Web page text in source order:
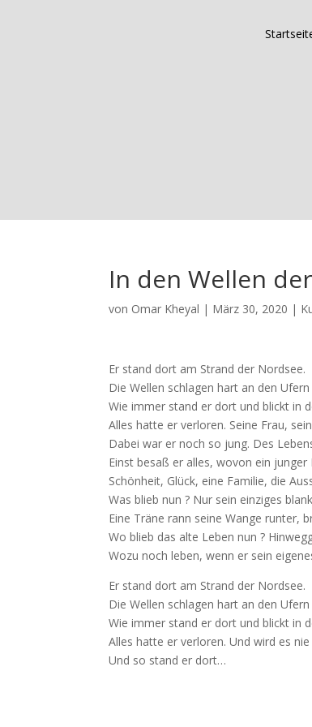
In den Wellen
von Omar Kheyal | März 30, 2020 |
Er stand dort am Strand der Nordsee.
Die Wellen schlagen hart an den
Wie immer stand er dort und blickt in
Alles hatte er verloren. Seine Frau,
Dabei war er noch so jung. Des
Einst besaß er alles, wovon ein
Schönheit, Glück, eine Familie, die
Was blieb nun ? Nur sein einziges
Eine Träne rann seine Wange runter,
Wo blieb das alte Leben nun ?
Wozu noch leben, wenn er sein
Er stand dort am Strand der Nordsee.
Die Wellen schlagen hart an den
Wie immer stand er dort und blickt in
Alles hatte er verloren. Und wird es
Und so stand er dort…